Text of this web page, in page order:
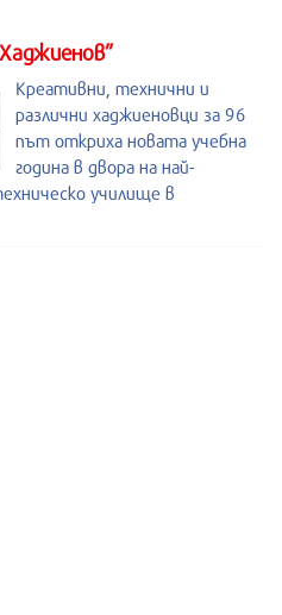
Креативни, технични и
различни хаджиеновци за 96
път откриха новата учебна
година в двора на най-
училище в